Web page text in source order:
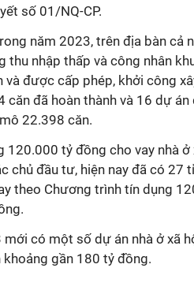
số 01/NQ-CP.
năm 2023, trên địa bàn cả
thu nhập thấp và công nhân
được cấp phép, khởi công
đã hoàn thành và 16 dự
22.398 căn.
tỷ đồng cho vay nhà ở
chủ đầu tư, hiện nay đã có 27
theo Chương trình tín dụng
có một số dự án nhà ở xã
gần 180 tỷ đồng.